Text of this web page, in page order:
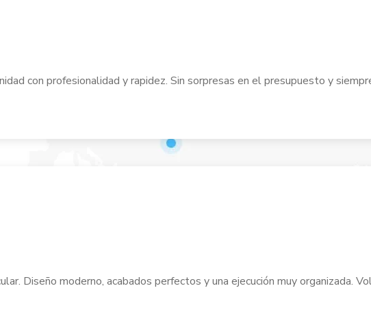
con profesionalidad y rapidez. Sin sorpresas en el presupuesto y
Diseño moderno, acabados perfectos y una ejecución muy organizada.